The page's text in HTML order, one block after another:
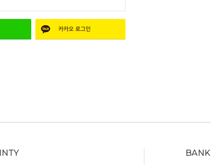
카카오로그인
BANK